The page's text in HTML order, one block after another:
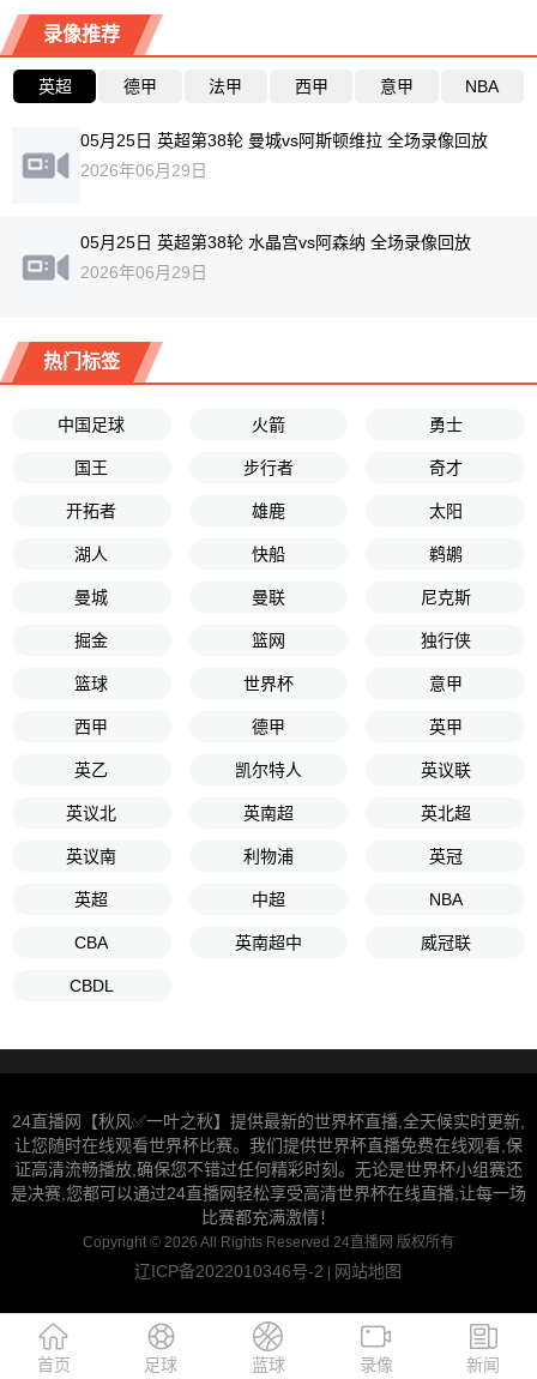
录像推荐
英超 德甲 法甲 西甲 意甲 NBA
05月25日 英超第38轮 曼城vs阿斯顿维拉 全场录像回放
2026年06月29日
05月25日 英超第38轮 水晶宫vs阿森纳 全场录像回放
2026年06月29日
热门标签
中国足球 火箭 勇士
国王 步行者 奇才
开拓者 雄鹿 太阳
湖人 快船 鹈鹕
曼城 曼联 尼克斯
掘金 篮网 独行侠
篮球 世界杯 意甲
西甲 德甲 英甲
英乙 凯尔特人 英议联
英议北 英南超 英北超
英议南 利物浦 英冠
英超 中超 NBA
CBA 英南超中 威冠联
CBDL
24直播网【秋风✅一叶之秋】提供最新的世界杯直播,全天候实时更新,
让您随时在线观看世界杯比赛。我们提供世界杯直播免费在线观看,保
证高清流畅播放,确保您不错过任何精彩时刻。无论是世界杯小组赛还
是决赛,您都可以通过24直播网轻松享受高清世界杯在线直播,让每一场
比赛都充满激情！
Copyright © 2026 All Rights Reserved 24直播网 版权所有
辽ICP备2022010346号-2 | 网站地图
首页 足球 蓝球 录像 新闻